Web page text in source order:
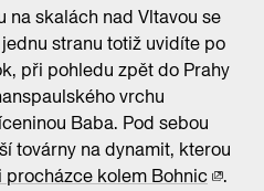
na skalách nad Vltavou se
stranu totiž uvidíte po
při pohledu zpět do Prahy
vrchu
Baba. Pod sebou
továrny na dynamit, kterou
procházce kolem Bohnic .